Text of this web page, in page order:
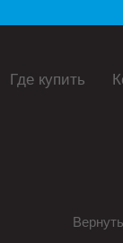
Где купить